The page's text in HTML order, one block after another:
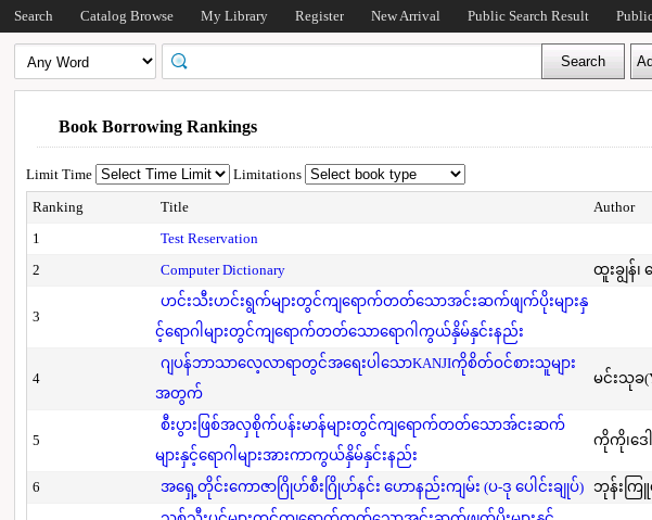
Search Catalog Browse My Library Register New Arrival Public Search Result
Book Borrowing Rankings
Limit Time
Limitations
Ranking
Title Author
1
Test Reservation
2
Computer Dictionary ထူးချွန်၊
3
ဟင်းသီးဟင်းရွက်များတွင်ကျရောက်တတ်သောအင်းဆက်ဖျက်ပိုးများနှ
င့်ရောဂါများတွင်ကျရောက်တတ်သောရောဂါကွယ်နှိမ်နှင်းနည်း
4
ဂျပန်ဘာသာလေ့လာရာတွင်အရေးပါသောKANJIကိုစိတ်ဝင်စားသူများ
အတွက်
မင်းသုခ
5
စီးပွားဖြစ်အလှစိုက်ပန်းမာန်များတွင်ကျရောက်တတ်သောအ်ငးဆက်
များနှင့်ရောဂါများအားကာကွယ်နှိမ်နှင်းနည်း
ကိုကို၊ဒေ
6 အရှေ့တိုင်းကောဇာဂြိုဟ်စီးဂြိုဟ်နင်း ဟောနည်းကျမ်း (ပ-ဒု ပေါင်းချုပ်) ဘုန်းကြူဖ